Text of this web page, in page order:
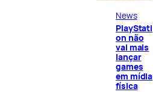
News
PlayStati
on não
vai mais
lançar
games
em mídia
física